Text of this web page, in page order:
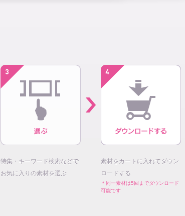
特集・キーワード検索などで
お気に入りの素材を選ぶ
素材をカートに入れてダウン
ロードする
＊同一素材は5回までダウンロード
可能です